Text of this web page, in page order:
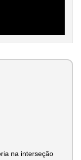
na interseção